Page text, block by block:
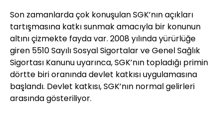
Son zamanlarda çok konuşulan SGK’nın açıkları
tartışmasına katkı sunmak amacıyla bir konunun
altını çizmekte fayda var. 2008 yılında yürürlüğe
giren 5510 Sayılı Sosyal Sigortalar ve Genel Sağlık
Sigortası Kanunu uyarınca, SGK’nın topladığı primin
dörtte biri oranında devlet katkısı uygulamasına
başlandı. Devlet katkısı, SGK’nın normal gelirleri
arasında gösteriliyor.